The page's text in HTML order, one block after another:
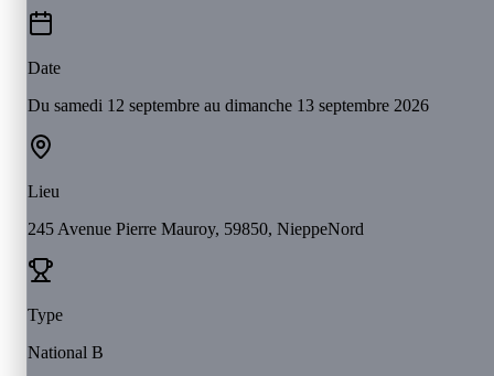
Date
Du samedi 12 septembre au dimanche 13 septembre 2026
Lieu
245 Avenue Pierre Mauroy, 59850, NieppeNord
Type
National B